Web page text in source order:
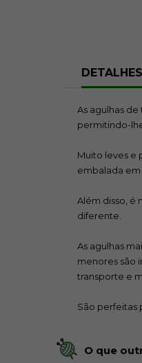
As agulhas
permitindo-
Muito leves e
embalada em
Além disso, é
diferente.
As agulhas
menores são
transporte e
São perfeitas
O que